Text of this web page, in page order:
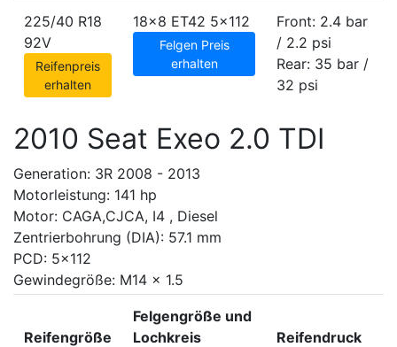
225/40 R18
92V
Reifenpreis
erhalten
18x8 ET42 5x112
Felgen Preis
erhalten
Front: 2.4 bar
/ 2.2 psi
Rear: 35 bar /
32 psi
2010 Seat Exeo 2.0 TDI
Generation: 3R 2008 - 2013
Motorleistung: 141 hp
Motor: CAGA,CJCA, I4 , Diesel
Zentrierbohrung (DIA): 57.1 mm
PCD: 5x112
Gewindegröße: M14 x 1.5
Reifengröße
Felgengröße und
Lochkreis
Reifendruck